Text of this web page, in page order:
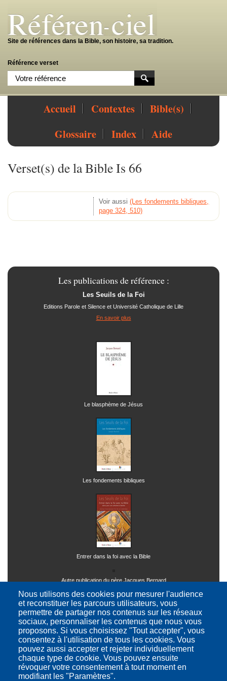
Site de références dans la Bible, son histoire, sa tradition.
Référence verset
Accueil Contextes
Bible(s)
Glossaire
Index Aide
Verset(s) de la Bible Is 66
Voir aussi(Les fondements bibliques,
page 324, 510)
Les publications de référence :
Les Seuils de la Foi
Editions Parole et Silence et Université Catholique de Lille
En savoir plus
Le blasphème de Jésus
Les fondements bibliques
Entrer dans la foi avec la Bible
Autre publication du père Jacques Bernard
Ressources théologiques et philosophiques
Nous utilisons des cookies pour mesurer l'audience
et reconstituer les parcours utilisateurs, vous
permettre de partager nos contenus sur les réseaux
sociaux, personnaliser les contenus que nous vous
proposons. Si vous choisissez "Tout accepter", vous
consentez à l'utilisation de tous les cookies. Vous
pouvez aussi accepter et rejeter individuellement
chaque type de cookie. Vous pouvez ensuite
révoquer votre consentement à tout moment en
modifiant les "Paramètres".